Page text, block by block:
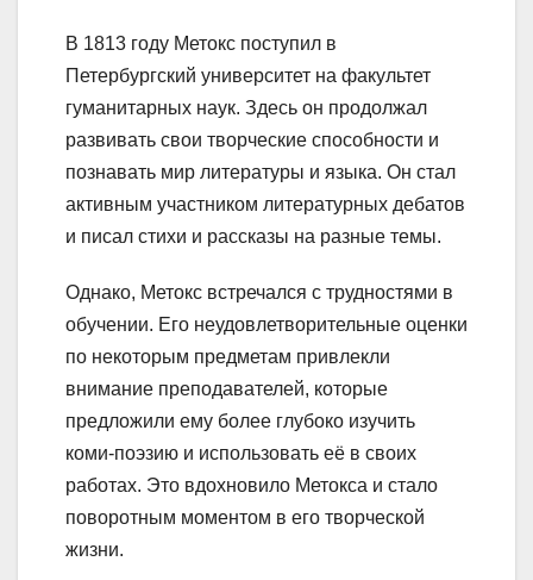
В 1813 году Метокс поступил в
Петербургский университет на факультет
гуманитарных наук. Здесь он продолжал
развивать свои творческие способности и
познавать мир литературы и языка. Он стал
активным участником литературных дебатов
и писал стихи и рассказы на разные темы.
Однако, Метокс встречался с трудностями в
обучении. Его неудовлетворительные оценки
по некоторым предметам привлекли
внимание преподавателей, которые
предложили ему более глубоко изучить
коми-поэзию и использовать её в своих
работах. Это вдохновило Метокса и стало
поворотным моментом в его творческой
жизни.